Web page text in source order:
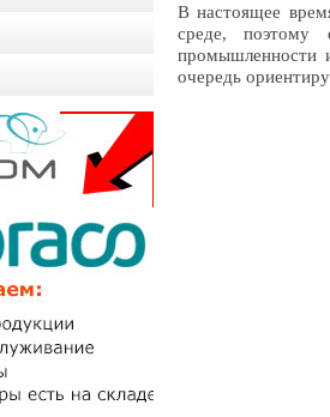
В настоящее
среде, поэтому
промышленности
очередь